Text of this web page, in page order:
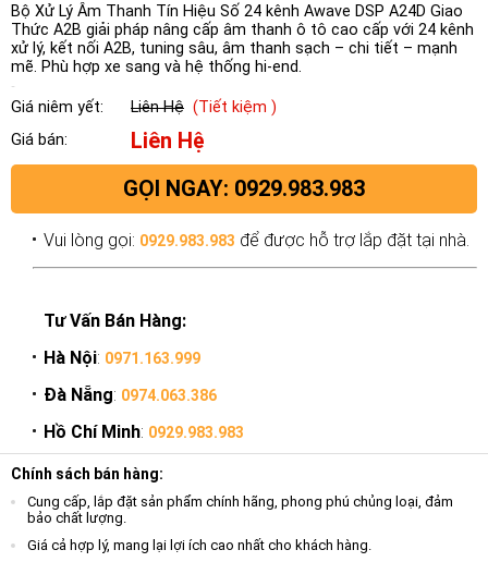
Bộ Xử Lý Âm Thanh Tín Hiệu Số 24 kênh Awave DSP A24D Giao
Thức A2B giải pháp nâng cấp âm thanh ô tô cao cấp với 24 kênh
xử lý, kết nối A2B, tuning sâu, âm thanh sạch – chi tiết – mạnh
mẽ. Phù hợp xe sang và hệ thống hi-end.
Giá niêm yết: Liên Hệ (Tiết kiệm )
Giá bán:
Liên Hệ
GỌI NGAY: 0929.983.983
Vui lòng gọi: 0929.983.983 để được hỗ trợ lắp đặt tại nhà.
Tư Vấn Bán Hàng:
Hà Nội: 0971.163.999
Đà Nẵng: 0974.063.386
Hồ Chí Minh: 0929.983.983
Chính sách bán hàng:
Cung cấp, lắp đặt sản phẩm chính hãng, phong phú chủng loại, đảm
bảo chất lượng.
Giá cả hợp lý, mang lại lợi ích cao nhất cho khách hàng.